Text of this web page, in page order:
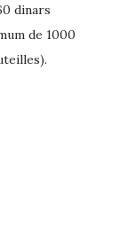
dinars
de 1000